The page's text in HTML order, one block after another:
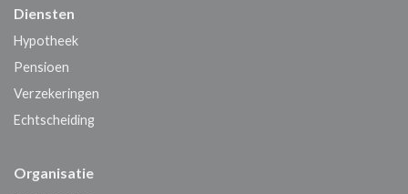
Diensten
Hypotheek
Pensioen
Verzekeringen
Echtscheiding
Organisatie